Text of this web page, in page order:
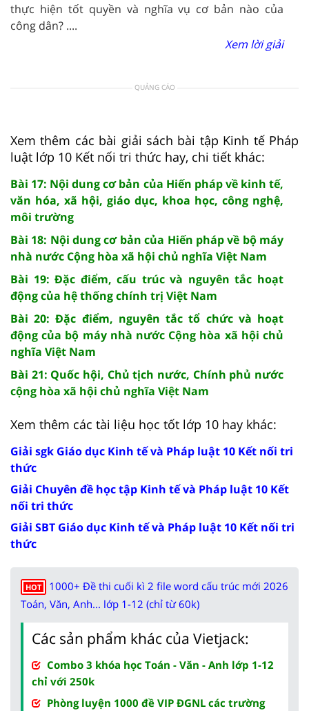
thực hiện tốt quyền và nghĩa vụ cơ bản nào của
công dân? ....
Xem lời giải
QUẢNG CÁO
Xem thêm các bài giải sách bài tập Kinh tế Pháp
luật lớp 10 Kết nối tri thức hay, chi tiết khác:
Bài 17: Nội dung cơ bản của Hiến pháp về kinh tế,
văn hóa, xã hội, giáo dục, khoa học, công nghệ,
môi trường
Bài 18: Nội dung cơ bản của Hiến pháp về bộ máy
nhà nước Cộng hòa xã hội chủ nghĩa Việt Nam
Bài 19: Đặc điểm, cấu trúc và nguyên tắc hoạt
động của hệ thống chính trị Việt Nam
Bài 20: Đặc điểm, nguyên tắc tổ chức và hoạt
động của bộ máy nhà nước Cộng hòa xã hội chủ
nghĩa Việt Nam
Bài 21: Quốc hội, Chủ tịch nước, Chính phủ nước
cộng hòa xã hội chủ nghĩa Việt Nam
Xem thêm các tài liệu học tốt lớp 10 hay khác:
Giải sgk Giáo dục Kinh tế và Pháp luật 10 Kết nối tri
thức
Giải Chuyên đề học tập Kinh tế và Pháp luật 10 Kết
nối tri thức
Giải SBT Giáo dục Kinh tế và Pháp luật 10 Kết nối tri
thức
HOT
1000+ Đề thi cuối kì 2 file word cấu trúc mới 2026
Toán, Văn, Anh... lớp 1-12 (chỉ từ 60k)
Các sản phẩm khác của Vietjack:
Combo 3 khóa học Toán - Văn - Anh lớp 1-12
chỉ với 250k
Phòng luyện 1000 đề VIP ĐGNL các trường